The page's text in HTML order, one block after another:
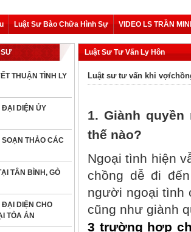
Luật Sư Bào Chữa Hình Sự VIDEO LS TRẦN
THUẬN TÌNH LY
ĐẠI DIỆN ỦY
THẢO CÁC
TÂN BÌNH, GÒ
ĐẠI DIỆN CHO
TÒA ÁN
Luật Sư Tư Vấn Ly Hôn
Luật sư tư vấn khi vợ/
1. Giành
thế nào?
Ngoại tình hiện
chồng dễ đi
người ngoại tình
cũng như giành
3 trường hợp